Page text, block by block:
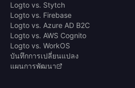
Logto vs. Stytch
Logto vs. Firebase
Logto vs. Azure AD B2C
Logto vs. AWS Cognito
Logto vs. WorkOS
บันทึกการเปลี่ยนแปลง
แผนการพัฒนา